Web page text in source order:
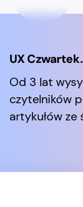
UX
Od 3 lat
czytelników
artykułów ze